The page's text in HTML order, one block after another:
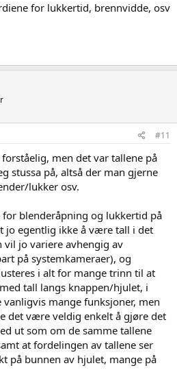
for lukkertid, brennvidde, osv
#11
men det var tallene på
stussa på, altså der man gjerne
lukker osv.
blenderåpning og lukkertid på
jo egentlig ikke å være tall i det
vil jo variere avhengig av
på systemkameraer), og
i alt for mange trinn til at
tall langs knappen/hjulet, i
mange funksjoner, men
det være veldig enkelt å gjøre det
ut som om de samme tallene
at fordelingen av tallene ser
på bunnen av hjulet, mange på